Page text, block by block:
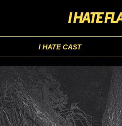
I HATE CAST